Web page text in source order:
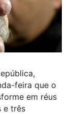
feira que o
em réus
e três